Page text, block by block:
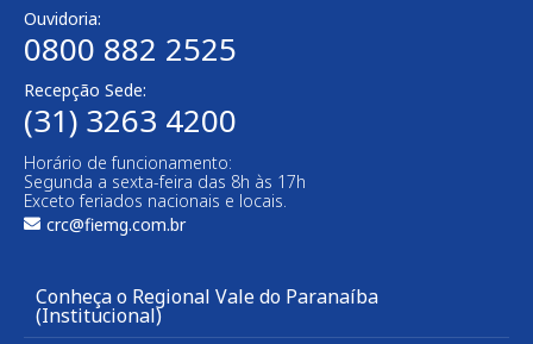
Ouvidoria:
0800 882 2525
Recepção Sede:
(31) 3263 4200
Horário de funcionamento:
Segunda a sexta-feira das 8h às 17h
Exceto feriados nacionais e locais.
crc@fiemg.com.br
Conheça o Regional Vale do Paranaíba
(Institucional)